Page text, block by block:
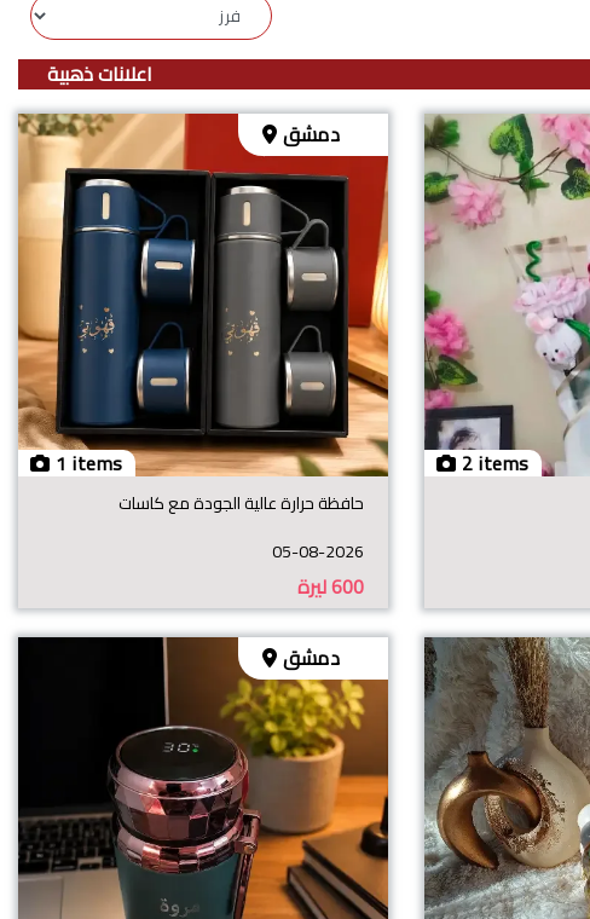
اعلانات ذهبية
2 items
1 items
دمشق
حافظة حرارة عالية الجودة مع كاسات
05-08-2026
ليرة600
دمشق